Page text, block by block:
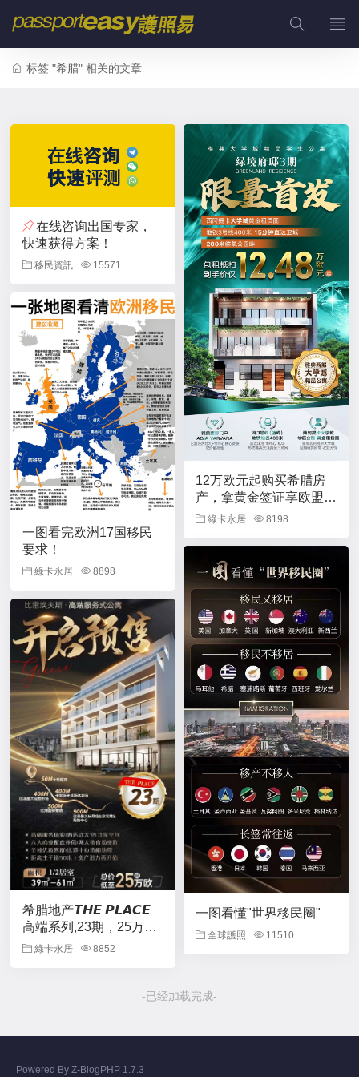
标签 "希腊" 相关的文章
在线咨询出国专家，
快速获得方案！
移民資訊 15571
12万欧元起购买希腊房
产，拿黄金签证享欧盟永
居！綠卡永居 8198
一图看完欧洲17国移民
要求！
綠卡永居 8898
一图看懂"世界移民圈"
全球護照 11510
希腊地产𝙏𝙃𝙀 𝙋𝙇𝘼𝘾𝙀
高端系列,23期，25万欧
元拿希腊永居
綠卡永居 8852
-已经加载完成-
Powered By Z-BlogPHP 1.7.3